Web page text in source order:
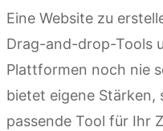
Eine Website zu
Drag-and-drop-Tools
Plattformen noch nie
bietet eigene Stärken,
passende Tool für Ihr